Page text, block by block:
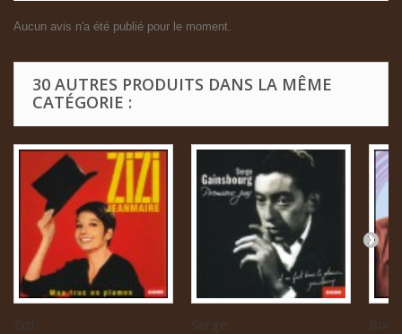
Aucun avis n'a été publié pour le moment.
30 AUTRES PRODUITS DANS LA MÊME
CATÉGORIE :
Zizi... Serge...